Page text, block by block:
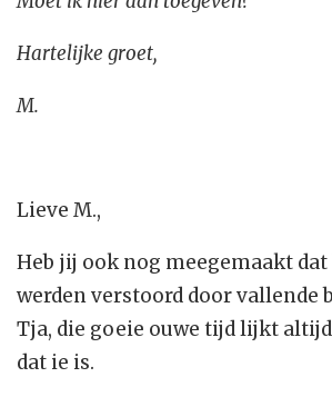
Hartelijke groet,
M.
Lieve M.,
Heb jij ook nog meegemaakt
werden verstoord door vallende
Tja, die goeie ouwe tijd lijkt
dat ie is.